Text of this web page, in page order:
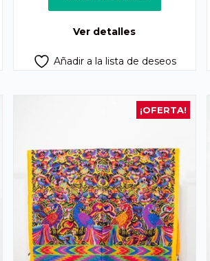
era:
es:
Ver detalles
Añadir a la lista de deseos
¡OFERTA!